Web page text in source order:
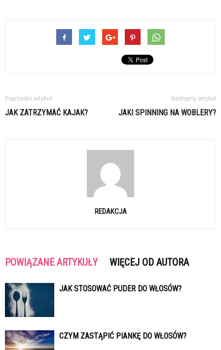
Poprzedni artykuł
JAK ZATRZYMAĆ KAJAK?
Następny artykuł
JAKI SPINNING NA WOBLERY?
REDAKCJA
POWIĄZANE ARTYKUŁY WIĘCEJ OD AUTORA
JAK STOSOWAĆ PUDER DO WŁOSÓW?
CZYM ZASTĄPIĆ PIANKĘ DO WŁOSÓW?